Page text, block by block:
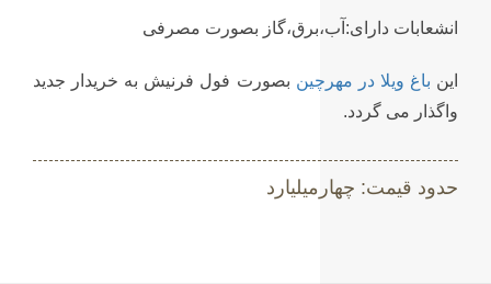
واگذار می گردد.
حدود قیمت: چهارمیلیارد